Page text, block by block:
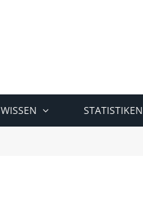
WISSEN STATISTIKEN